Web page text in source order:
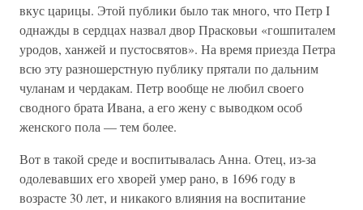
вкус царицы. Этой публики было так много, что Петр I
однажды в сердцах назвал двор Прасковьи «гошпиталем
уродов, ханжей и пустосвятов». На время приезда Петра
всю эту разношерстную публику прятали по дальним
чуланам и чердакам. Петр вообще не любил своего
сводного брата Ивана, а его жену с выводком особ
женского пола — тем более.
Вот в такой среде и воспитывалась Анна. Отец, из-за
одолевавших его хворей умер рано, в 1696 году в
возрасте 30 лет, и никакого влияния на воспитание